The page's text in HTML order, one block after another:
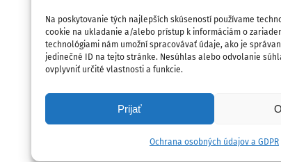
Na poskytovanie tých najlepších skúseností používame
cookie na ukladanie a/alebo prístup k informáciám o
technológiami nám umožní spracovávať údaje, ako je
jedinečné ID na tejto stránke. Nesúhlas alebo odvolanie
ovplyvniť určité vlastnosti a funkcie.
Prijať
Ochrana osobných údajov a GDPR